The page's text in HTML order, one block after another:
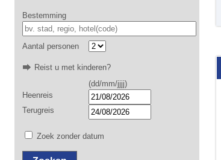
Bestemming
Aantal personen
Reist u met kinderen?
(dd/mm/jjjj)
Heenreis
Terugreis
Zoek zonder datum